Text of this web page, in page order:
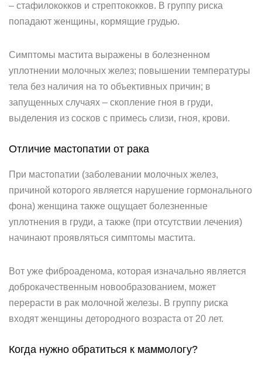
– стафилококков и стрептококков. В группу риска
попадают женщины, кормящие грудью.
Симптомы мастита выражены в болезненном
уплотнении молочных желез; повышении температуры
тела без наличия на то объективных причин; в
запущенных случаях – скопление гноя в груди,
выделения из сосков с примесь слизи, гноя, крови.
Отличие мастопатии от рака
При мастопатии (заболевании молочных желез,
причиной которого является нарушение гормонального
фона) женщина также ощущает болезненные
уплотнения в груди, а также (при отсутствии лечения)
начинают проявляться симптомы мастита.
Вот уже фиброаденома, которая изначально является
доброкачественным новообразованием, может
перерасти в рак молочной железы. В группу риска
входят женщины детородного возраста от 20 лет.
Когда нужно обратиться к маммологу?